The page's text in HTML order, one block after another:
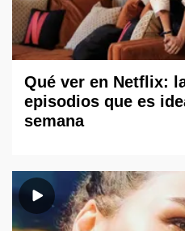
Qué ver en Netflix:
episodios que es
semana